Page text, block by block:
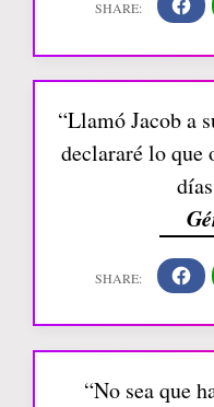
“Llamó Jacob a
declararé lo que
“No sea que